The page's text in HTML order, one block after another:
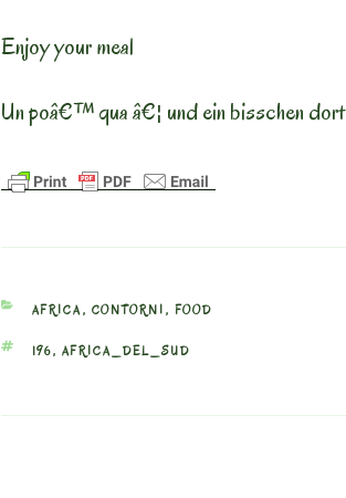
Enjoy your meal
Un poâ€™ qua â€¦ und ein bisschen dort
CATEGORIES
AFRICA, CONTORNI , FOOD
TAGS
196, AFRICA_DEL_SUD